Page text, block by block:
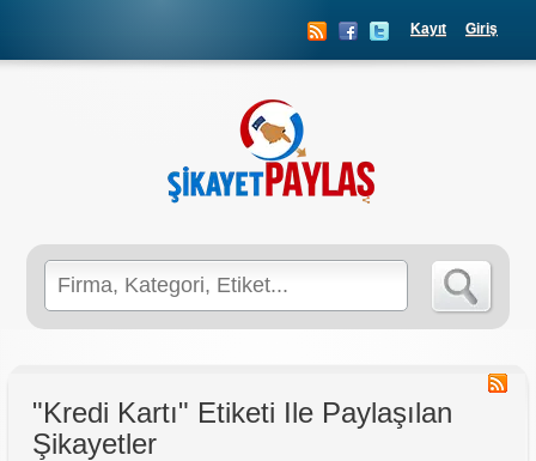
Kayıt Giriş
for:
"Kredi Kartı" Etiketi Ile Paylaşılan
Şikayetler